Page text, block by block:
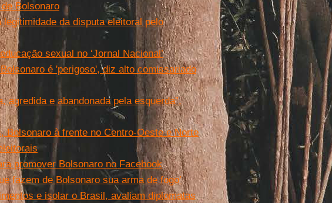
Bolsonaro
da disputa eleitoral pelo
sexual no ‘Jornal Nacional’
é 'perigoso', diz alto comissariado
agredida e abandonada pela esquerda”.
Bolsonaro à frente no Centro-Oeste e Norte
promover Bolsonaro no Facebook
fazem de Bolsonaro sua arma de fogo’
e isolar o Brasil, avaliam diplomatas